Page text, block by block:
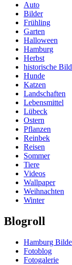
Auto
Bilder
Frühling
Garten
Halloween
Hamburg
Herbst
historische
Hunde
Katzen
Landschaften
Lebensmittel
Lübeck
Ostern
Pflanzen
Reinbek
Reisen
Sommer
Tiere
Videos
Wallpaper
Weihnachten
Winter
Blogroll
Hamburg
Fotoblog
Fotogalerie